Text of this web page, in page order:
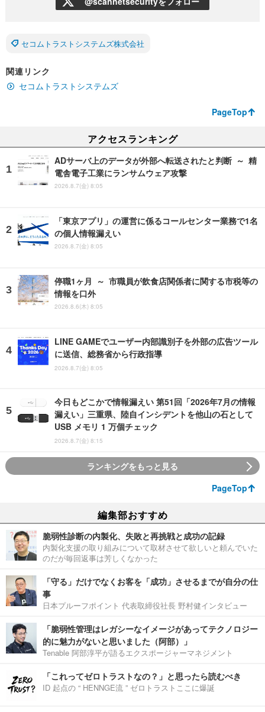
セコムトラストシステムズ株式会社
関連リンク
セコムトラストシステムズ
PageTop
アクセスランキング
ADサーバ上のデータが外部へ転送されたと判断 ～ 精
電舎電子工業にランサムウェア攻撃
2026.8.7(金) 8:05
「東京アプリ」の運営に係るコールセンター業務で1名
の個人情報漏えい
2026.8.7(金) 8:05
停職1ヶ月 ～ 市職員が飲食店関係者に関する市税等の
情報を口外
2026.8.6(木) 8:05
LINE GAMEでユーザー内部識別子を外部の広告ツール
に送信、総務省から行政指導
2026.8.7(金) 8:05
今日もどこかで情報漏えい 第51回「2026年7月の情報
漏えい」三重県、陸自インシデントを他山の石として
USB メモリ 1 万個チェック
2026.8.7(金) 8:15
ランキングをもっと見る
PageTop
編集部おすすめ
脆弱性診断の内製化、失敗と再挑戦と成功の記録
内製化支援の取り組みについて取材させて欲しいと頼んでいた
のだが毎回返事は芳しくなかった
「守る」だけでなくお客を「成功」させるまでが自分の仕
事
日本プルーフポイント 代表取締役社長 野村健インタビュー
「脆弱性管理はレガシーなイメージがあってテクノロジー
的に魅力がないと思いました（阿部）」
Tenable 阿部淳平が語るエクスポージャーマネジメント
「これってゼロトラストなの？」と思ったら読むべき
ID 起点の “ HENNGE流 ” ゼロトラストここに爆誕